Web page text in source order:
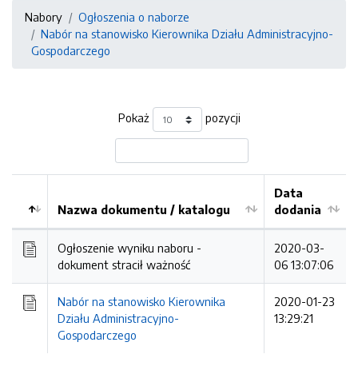
Nabory
Ogłoszenia o naborze
Nabór na stanowisko Kierownika Działu Administracyjno-
Gospodarczego
Pokaż pozycji
Kolejność
Nazwa dokumentu / katalogu
Data
dodania
Ogłoszenie wyniku naboru -
dokument stracił ważność
2020-03-
06 13:07:06
Nabór na stanowisko Kierownika
Działu Administracyjno-
Gospodarczego
2020-01-23
13:29:21